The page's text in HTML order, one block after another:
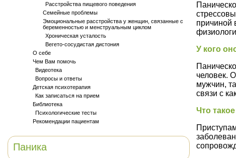
причиной
У кого
человек.
мужчин,
связи с
Что
Расстройства пищевого поведения
Семейные проблемы
Эмоциональные расстройства у женщин, связанные с
беременностью и менструальным циклом
Хроническая усталость
Вегето-сосудистая дистония
О себе
Чем Вам помочь
Видеотека
Вопросы и ответы
Детская психотерапия
Как записаться на прием
Библиотека
Психологические тесты
Рекомендации пациентам
Паника